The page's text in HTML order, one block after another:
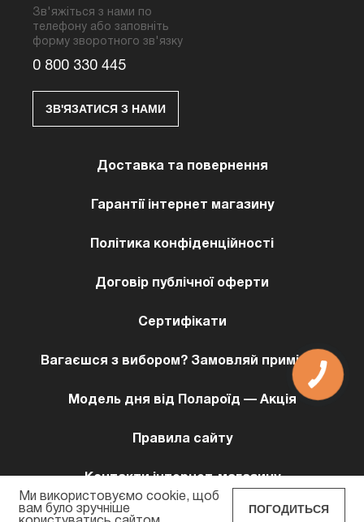
Зв'яжіться з нами по
телефону або заповніть
форму зворотного зв'язку
0 800 330 445
ЗВ'ЯЗАТИСЯ З НАМИ
Доставка та повернення
Гарантії інтернет магазину
Політика конфіденційності
Договір публічної оферти
Сертифікати
Вагаєшся з вибором? Замовляй примірку!
Модель дня від Полароїд — Акція
Правила сайту
Контакти інтернет-магазину
Ми використовуємо cookie, щоб
вам було зручніше
ПОГОДИТЬСЯ
КНОПКА
ЗВ'ЯЗКУ